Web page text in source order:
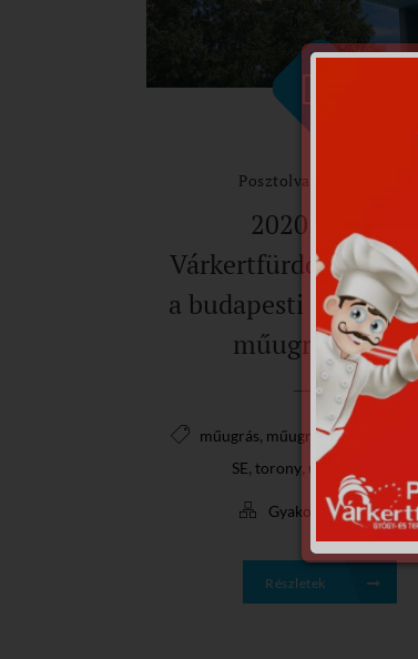
Posztolva: 2020.06.09.
2020.06.06.
Várkertfürdőbe
a budapesti
műugró csapat
műugrás, műugró csapat
SE, torony, ugrótorony
Gyakorlás,hirek
Részletek